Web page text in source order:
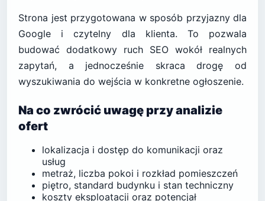
Strona jest przygotowana w sposób przyjazny dla
Google i czytelny dla klienta. To pozwala
budować dodatkowy ruch SEO wokół realnych
zapytań, a jednocześnie skraca drogę od
wyszukiwania do wejścia w konkretne ogłoszenie.
Na co zwrócić uwagę przy analizie
ofert
lokalizacja i dostęp do komunikacji oraz
usług
metraż, liczba pokoi i rozkład pomieszczeń
piętro, standard budynku i stan techniczny
koszty eksploatacji oraz potencjał